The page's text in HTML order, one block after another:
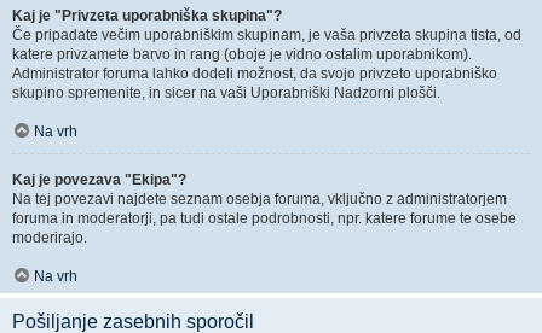
Kaj je "Privzeta uporabniška skupina"?
Če pripadate večim uporabniškim skupinam, je vaša privzeta skupina tista, od
katere privzamete barvo in rang (oboje je vidno ostalim uporabnikom).
Administrator foruma lahko dodeli možnost, da svojo privzeto uporabniško
skupino spremenite, in sicer na vaši Uporabniški Nadzorni plošči.
Na vrh
Kaj je povezava "Ekipa"?
Na tej povezavi najdete seznam osebja foruma, vključno z administratorjem
foruma in moderatorji, pa tudi ostale podrobnosti, npr. katere forume te osebe
moderirajo.
Na vrh
Pošiljanje zasebnih sporočil